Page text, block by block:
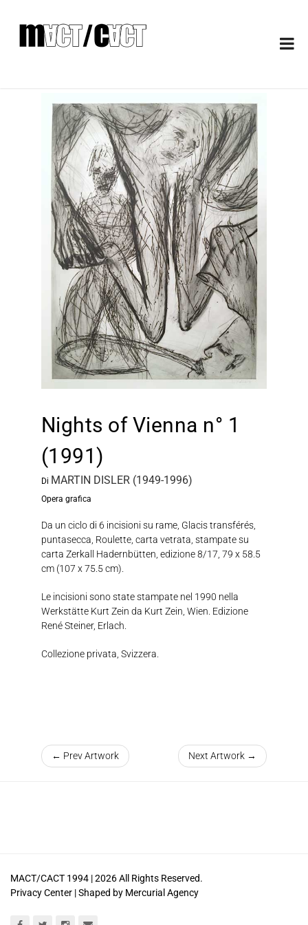
Nights of Vienna n° 1
(1991)
Di MARTIN DISLER (1949-1996)
Opera grafica
Da un ciclo di 6 incisioni su rame, Glacis transférés,
puntasecca, Roulette, carta vetrata, stampate su
carta Zerkall Hadernbütten, edizione 8/17, 79 x 58.5
cm (107 x 75.5 cm).
Le incisioni sono state stampate nel 1990 nella
Werkstätte Kurt Zein da Kurt Zein, Wien. Edizione
René Steiner, Erlach.
Collezione privata, Svizzera.
← Prev Artwork Next Artwork →
MACT/CACT 1994 |2026All Rights Reserved.
Privacy Center | Shaped by Mercurial Agency